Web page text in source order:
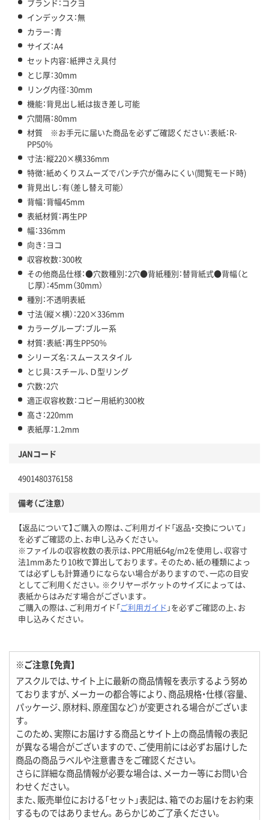
ブランド：コクヨ
インデックス：無
カラー：青
サイズ：A4
セット内容：紙押さえ具付
とじ厚：30mm
リング内径：30mm
機能：背見出し紙は抜き差し可能
穴間隔：80mm
材質 ※お手元に届いた商品を必ずご確認ください：表紙：R-
PP50％
寸法：縦220×横336mm
特徴：紙めくりスムーズでパンチ穴が傷みにくい(閲覧モード時)
背見出し：有（差し替え可能）
背幅：背幅45mm
表紙材質：再生PP
幅：336mm
向き：ヨコ
収容枚数：300枚
その他商品仕様：●穴数種別：2穴●背紙種別：替背紙式●背幅（と
じ厚）：45mm（30mm）
種別：不透明表紙
寸法（縦×横）：220×336mm
カラーグループ：ブルー系
材質：表紙：再生PP50％
シリーズ名：スムーススタイル
とじ具：スチール、Ｄ型リング
穴数：2穴
適正収容枚数：コピー用紙約300枚
高さ：220mm
表紙厚：1.2mm
JANコード
4901480376158
備考（ご注意）
【返品について】ご購入の際は、ご利用ガイド「返品・交換について」
を必ずご確認の上、お申し込みください。
※ファイルの収容枚数の表示は、PPC用紙64g/m2を使用し、収容寸
法1mmあたり10枚で算出しております。そのため、紙の種類によっ
ては必ずしも計算通りにならない場合がありますので、一応の目安
としてご利用ください。※クリヤーポケットのサイズによっては、
表紙からはみだす場合がございます。
ご購入の際は、ご利用ガイド「ご利用ガイド 」を必ずご確認の上、お
申し込みください。
※ご注意【免責】
アスクルでは、サイト上に最新の商品情報を表示するよう努め
ておりますが、メーカーの都合等により、商品規格・仕様（容量、
パッケージ、原材料、原産国など）が変更される場合がございま
す。
このため、実際にお届けする商品とサイト上の商品情報の表記
が異なる場合がございますので、ご使用前には必ずお届けした
商品の商品ラベルや注意書きをご確認ください。
さらに詳細な商品情報が必要な場合は、メーカー等にお問い合
わせください。
また、販売単位における「セット」表記は、箱でのお届けをお約束
するものではありません。あらかじめご了承ください。